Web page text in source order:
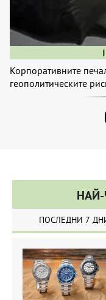
Корпоративните
геополитическите
ПОСЛЕДНИ 7